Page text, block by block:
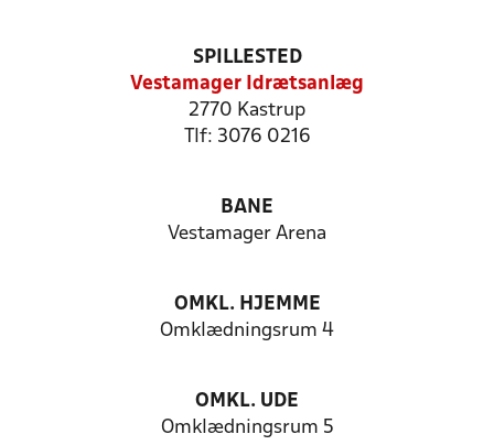
SPILLESTED
Vestamager Idrætsanlæg
2770 Kastrup
Tlf: 3076 0216
BANE
Vestamager Arena
OMKL. HJEMME
Omklædningsrum 4
OMKL. UDE
Omklædningsrum 5